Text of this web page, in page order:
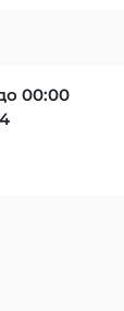
00:00